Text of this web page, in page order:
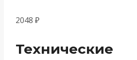
2048 ₽
Технические